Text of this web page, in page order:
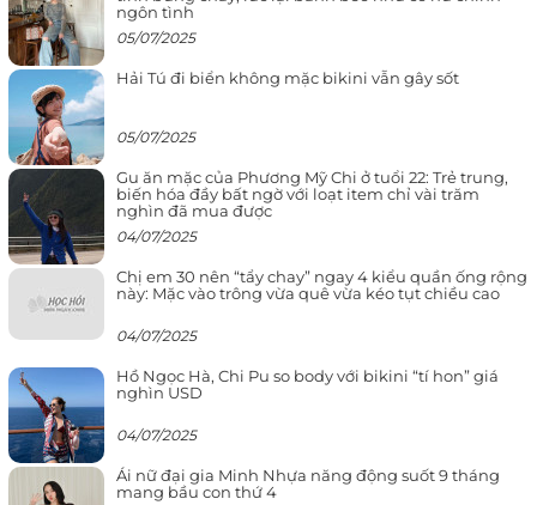
ngôn tình
05/07/2025
Hải Tú đi biển không mặc bikini vẫn gây sốt
05/07/2025
Gu ăn mặc của Phương Mỹ Chi ở tuổi 22: Trẻ trung,
biến hóa đầy bất ngờ với loạt item chỉ vài trăm
nghìn đã mua được
04/07/2025
Chị em 30 nên “tẩy chay” ngay 4 kiểu quần ống rộng
này: Mặc vào trông vừa quê vừa kéo tụt chiều cao
04/07/2025
Hồ Ngọc Hà, Chi Pu so body với bikini “tí hon” giá
nghìn USD
04/07/2025
Ái nữ đại gia Minh Nhựa năng động suốt 9 tháng
mang bầu con thứ 4